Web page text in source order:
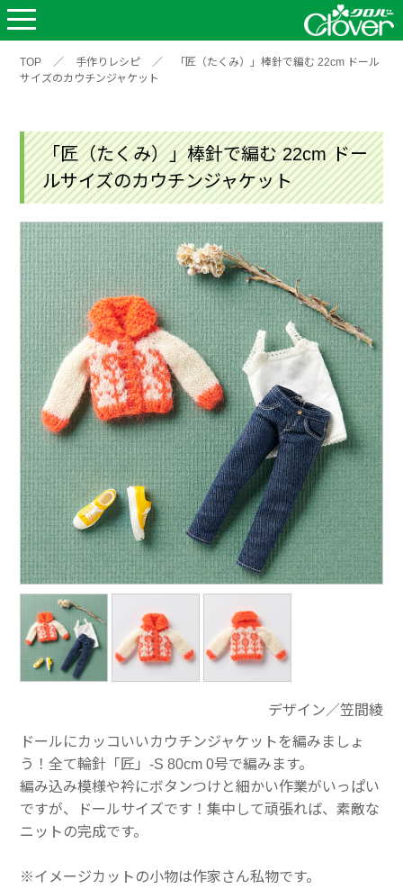
TOP ／ 手作りレシピ ／
「匠（たくみ）」棒針で編む 22cm ドール
サイズのカウチンジャケット
「匠（たくみ）」棒針で編む 22cm ドー
ルサイズのカウチンジャケット
デザイン／笠間綾
ドールにカッコいいカウチンジャケットを編みましょ
う！全て輪針「匠」-S 80cm 0号で編みます。
編み込み模様や衿にボタンつけと細かい作業がいっぱい
ですが、ドールサイズです！集中して頑張れば、素敵な
ニットの完成です。
※イメージカットの小物は作家さん私物です。